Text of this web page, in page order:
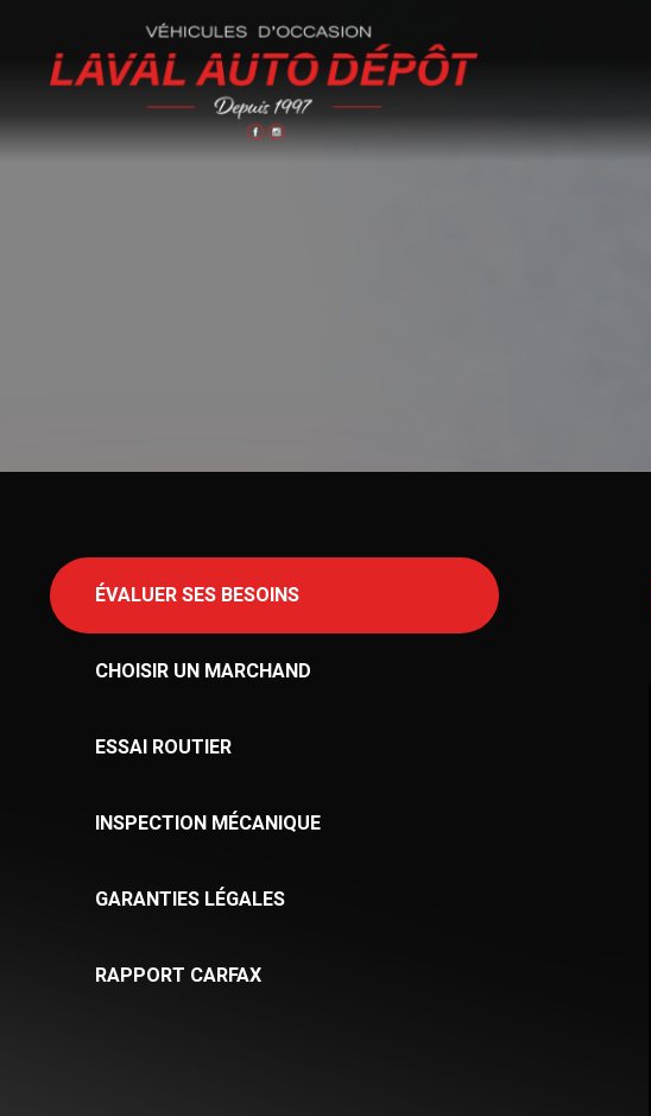
ÉVALUER SES BESOINS
CHOISIR UN MARCHAND
ESSAI ROUTIER
INSPECTION MÉCANIQUE
GARANTIES LÉGALES
RAPPORT CARFAX